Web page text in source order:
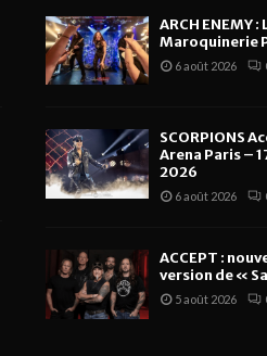
ARCH ENEMY :
Maroquinerie
6 août 2026
SCORPIONS
Arena Paris –
2026
6 août 2026
ACCEPT :
version de «
5 août 2026